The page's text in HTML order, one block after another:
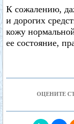
К сожалению,
и дорогих
кожу
ее состояние,
ОЦЕНИТЕ